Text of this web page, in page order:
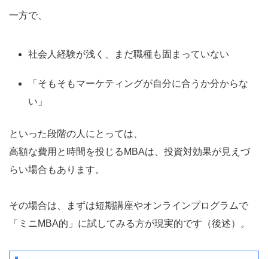
一方で、
社会人経験が浅く、まだ職種も固まっていない
「そもそもマーケティングが自分に合うか分からな
い」
といった段階の人にとっては、
高額な費用と時間を投じるMBAは、投資対効果が見えづ
らい場合もあります。
その場合は、まずは短期講座やオンラインプログラムで
「ミニMBA的」に試してみる方が現実的です（後述）。